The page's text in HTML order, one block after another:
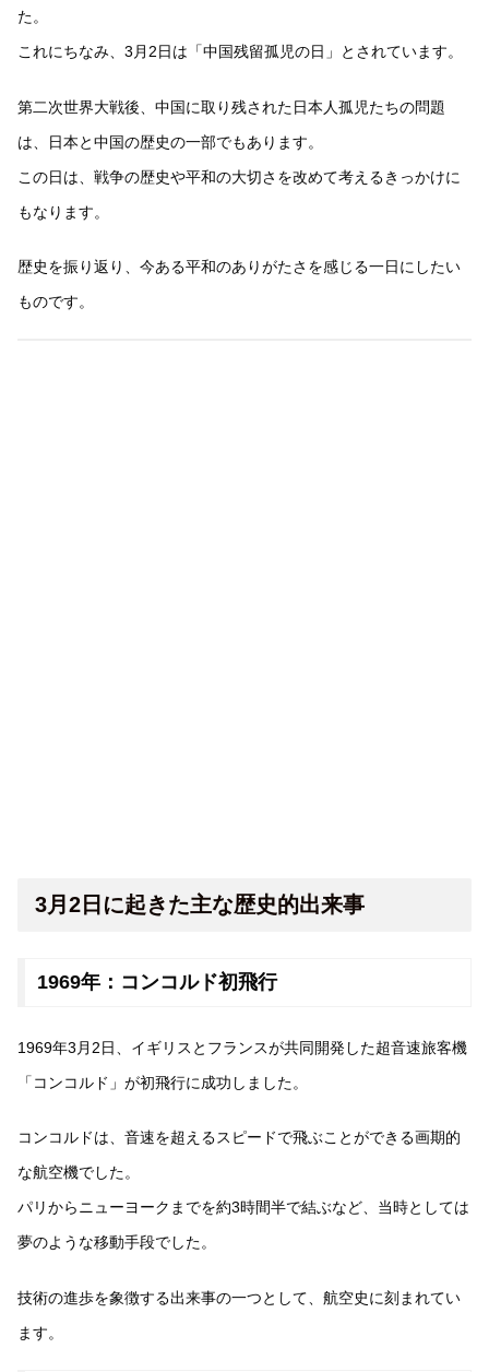
た。
これにちなみ、3月2日は「中国残留孤児の日」とされています。
第二次世界大戦後、中国に取り残された日本人孤児たちの問題
は、日本と中国の歴史の一部でもあります。
この日は、戦争の歴史や平和の大切さを改めて考えるきっかけに
もなります。
歴史を振り返り、今ある平和のありがたさを感じる一日にしたい
ものです。
3月2日に起きた主な歴史的出来事
1969年：コンコルド初飛行
1969年3月2日、イギリスとフランスが共同開発した超音速旅客機
「コンコルド」が初飛行に成功しました。
コンコルドは、音速を超えるスピードで飛ぶことができる画期的
な航空機でした。
パリからニューヨークまでを約3時間半で結ぶなど、当時としては
夢のような移動手段でした。
技術の進歩を象徴する出来事の一つとして、航空史に刻まれてい
ます。